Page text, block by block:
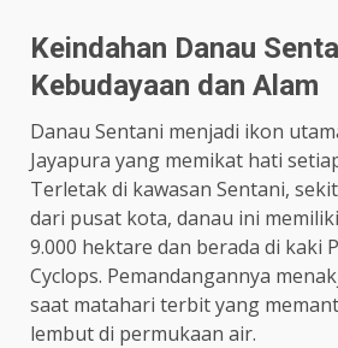
Keindahan Danau
Kebudayaan dan Alam
Danau Sentani menjadi ikon
Jayapura yang memikat hati
Terletak di kawasan Sentani,
dari pusat kota, danau ini
9.000 hektare dan berada di kaki
Cyclops. Pemandangannya
saat matahari terbit yang
lembut di permukaan air.